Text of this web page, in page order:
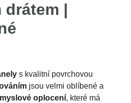
drátem |
s kvalitní povrchovou
jsou velmi oblíbené a
oplocení, které má